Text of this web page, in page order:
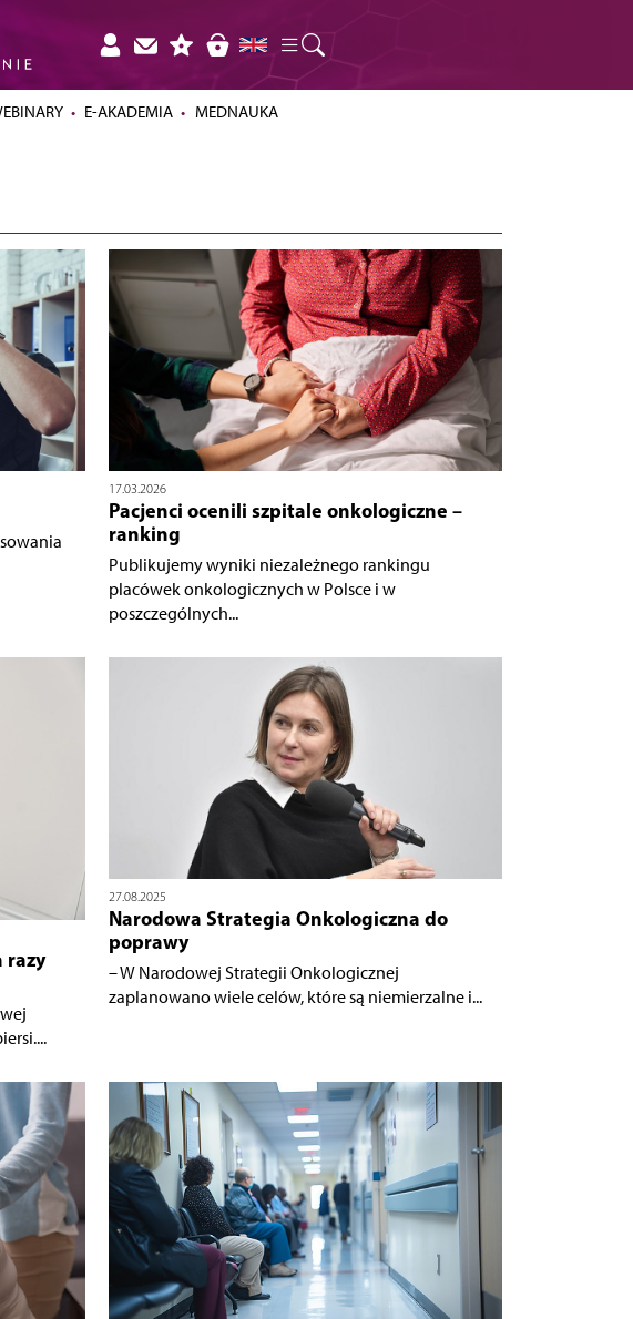
E-AKADEMIA MEDNAUKA
17.03.2026
Pacjenci ocenili szpitale onkologiczne –
ranking
Publikujemy wyniki niezależnego rankingu
placówek onkologicznych w Polsce i w
poszczególnych...
razy
27.08.2025
Narodowa Strategia Onkologiczna do
poprawy
– W Narodowej Strategii Onkologicznej
zaplanowano wiele celów, które są niemierzalne i...